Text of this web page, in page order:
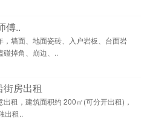
傅..
，墙面、地面瓷砖、入户岩板、台面岩
碰掉角、崩边、..
房出租
租，建筑面积约 200㎡(可分开出租)，
出租..